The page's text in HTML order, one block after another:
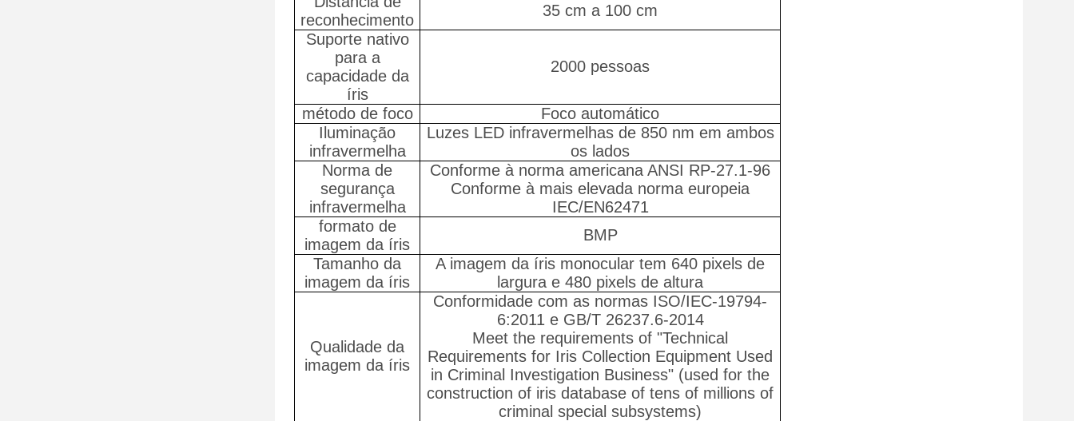
reconhecimento
35 cm a 100 cm
Suporte nativo
para a
capacidade da
íris
2000 pessoas
método de foco
Foco automático
Iluminação
infravermelha
Luzes LED infravermelhas de 850 nm em ambos
os lados
Norma de
segurança
infravermelha
Conforme à norma americana ANSI RP-27.1-96
Conforme à mais elevada norma europeia
IEC/EN62471
formato de
imagem da íris
BMP
Tamanho da
imagem da íris
A imagem da íris monocular tem 640 pixels de
largura e 480 pixels de altura
Qualidade da
imagem da íris
Conformidade com as normas ISO/IEC-19794-
6:2011 e GB/T 26237.6-2014
Meet the requirements of "Technical
Requirements for Iris Collection Equipment Used
in Criminal Investigation Business" (used for the
construction of iris database of tens of millions of
criminal special subsystems)